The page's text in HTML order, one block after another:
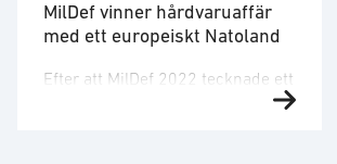
MilDef vinner hårdvaruaffär
med ett europeiskt Natoland
Efter att MilDef 2022 tecknade ett